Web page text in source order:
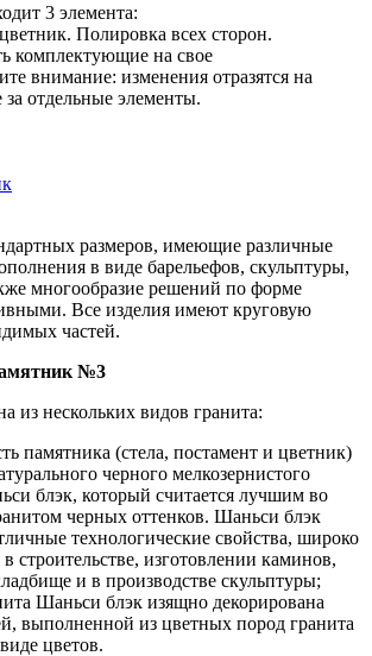
3 элемента:
Полировка всех сторон.
комплектующие на свое
внимание: изменения отразятся на
отдельные элементы.
размеров, имеющие различные
в виде барельефов, скульптуры,
многообразие решений по форме
Все изделия имеют круговую
частей.
№3
из нескольких видов гранита:
памятника (стела, постамент и цветник)
черного мелкозернистого
блэк, который считается лучшим во
черных оттенков. Шаньси блэк
технологические свойства, широко
строительстве, изготовлении каминов,
и в производстве скульптуры;
Шаньси блэк изящно декорирована
выполненной из цветных пород гранита
цветов.